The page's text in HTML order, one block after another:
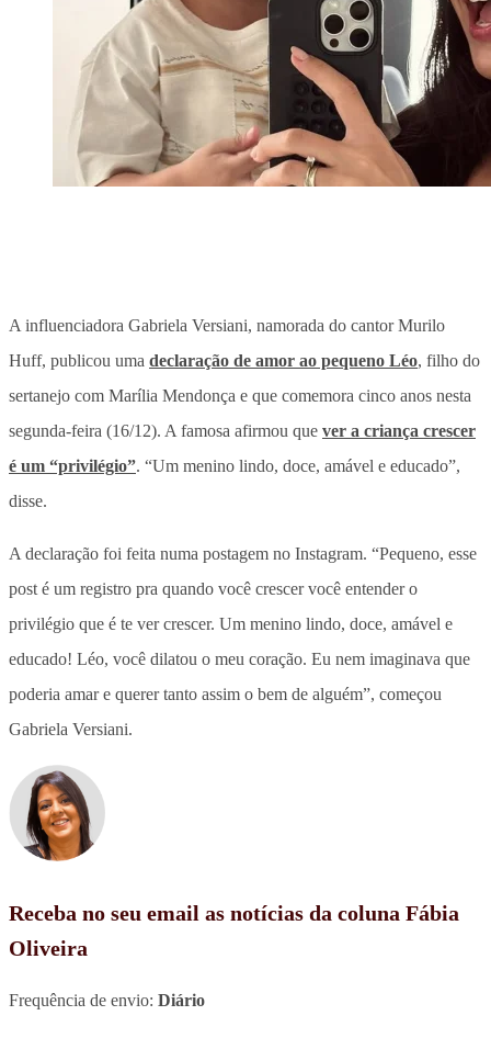
A influenciadora Gabriela Versiani, namorada do cantor Murilo
Huff, publicou uma declaração de amor ao pequeno Léo, filho do
sertanejo com Marília Mendonça e que comemora cinco anos nesta
segunda-feira (16/12). A famosa afirmou que ver a criança crescer
é um “privilégio”. “Um menino lindo, doce, amável e educado”,
disse.
A declaração foi feita numa postagem no Instagram. “Pequeno, esse
post é um registro pra quando você crescer você entender o
privilégio que é te ver crescer. Um menino lindo, doce, amável e
educado! Léo, você dilatou o meu coração. Eu nem imaginava que
poderia amar e querer tanto assim o bem de alguém”, começou
Gabriela Versiani.
Receba no seu email as notícias da coluna Fábia
Oliveira
Frequência de envio: Diário